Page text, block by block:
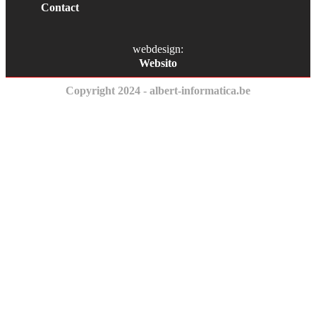
Contact
webdesign:
Websito
Copyright 2024 - albert-informatica.be